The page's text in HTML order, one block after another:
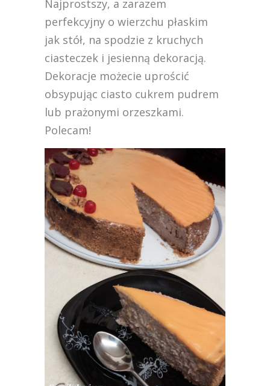
Najprostszy, a zarazem
perfekcyjny o wierzchu płaskim
jak stół, na spodzie z kruchych
ciasteczek i jesienną dekoracją.
Dekoracje możecie uprościć
obsypując ciasto cukrem pudrem
lub prażonymi orzeszkami.
Polecam!